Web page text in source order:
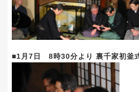
■1月7日 8時30分より 裏千家初釜式